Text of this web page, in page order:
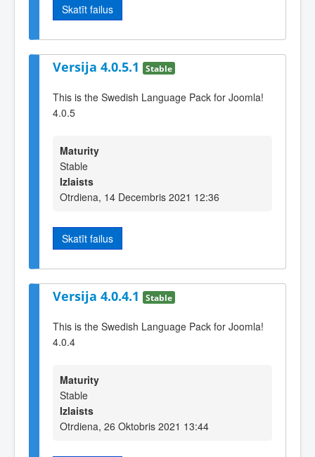
Skatīt failus
Versija 4.0.5.1 Stable
This is the Swedish Language Pack for Joomla!
4.0.5
Maturity
Stable
Izlaists
Otrdiena, 14 Decembris 2021 12:36
Skatīt failus
Versija 4.0.4.1 Stable
This is the Swedish Language Pack for Joomla!
4.0.4
Maturity
Stable
Izlaists
Otrdiena, 26 Oktobris 2021 13:44